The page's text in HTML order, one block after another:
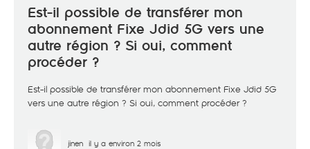
Est-il possible de transférer mon
abonnement Fixe Jdid 5G vers une
autre région ? Si oui, comment
procéder ?
Est-il possible de transférer mon abonnement Fixe Jdid 5G
vers une autre région ? Si oui, comment procéder ?
jinen il y a environ 2 mois